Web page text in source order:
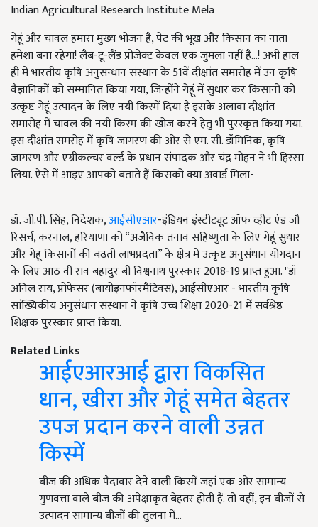
Indian Agricultural Research Institute Mela
गेहूं और चावल हमारा मुख्य भोजन है, पेट की भूख और किसान का नाता
हमेशा बना रहेगा! लैब-टू-लैंड प्रोजेक्ट केवल एक जुमला नहीं है...! अभी हाल
ही में भारतीय कृषि अनुसन्धान संस्थान के 51वें दीक्षांत समारोह में उन कृषि
वैज्ञानिकों को सम्मानित किया गया, जिन्होंने गेहूं में सुधार कर किसानों को
उत्कृष्ट गेहूं उत्पादन के लिए नयी किस्में दिया है इसके अलावा दीक्षांत
समारोह में चावल की नयी किस्म की खोज करने हेतु भी पुरस्कृत किया गया.
इस दीक्षांत समरोह में कृषि जागरण की ओर से एम. सी. डॉमिनिक, कृषि
जागरण और एग्रीकल्चर वर्ल्ड के प्रधान संपादक और चंद्र मोहन ने भी हिस्सा
लिया. ऐसे में आइए आपको बताते हैं किसको क्या अवार्ड मिला-
डॉ. जी.पी. सिंह, निदेशक,आईसीएआर-इंडियन इंस्टीट्यूट ऑफ व्हीट एंड जौ
रिसर्च, करनाल, हरियाणा को “अजैविक तनाव सहिष्णुता के लिए गेहूं सुधार
और गेहूं किसानों की बढ़ती लाभप्रदता” के क्षेत्र में उत्कृष्ट अनुसंधान योगदान
के लिए आठ वीं राव बहादुर बी विश्वनाथ पुरस्कार 2018-19 प्राप्त हुआ. "डॉ
अनिल राय, प्रोफेसर (बायोइनफॉरमैटिक्स), आईसीएआर - भारतीय कृषि
सांख्यिकीय अनुसंधान संस्थान ने कृषि उच्च शिक्षा 2020-21 में सर्वश्रेष्ठ
शिक्षक पुरस्कार प्राप्त किया.
Related Links
आईएआरआई द्वारा विकसित
धान, खीरा और गेहूं समेत बेहतर
उपज प्रदान करने वाली उन्नत
किस्में
बीज की अधिक पैदावार देने वाली किस्में जहां एक ओर सामान्य
गुणवत्ता वाले बीज की अपेक्षाकृत बेहतर होती हैं. तो वहीं, इन बीजों से
उत्पादन सामान्य बीजों की तुलना में…